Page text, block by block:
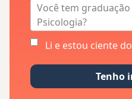
Você tem
Psicologia?
Li e estou ciente do
Tenho